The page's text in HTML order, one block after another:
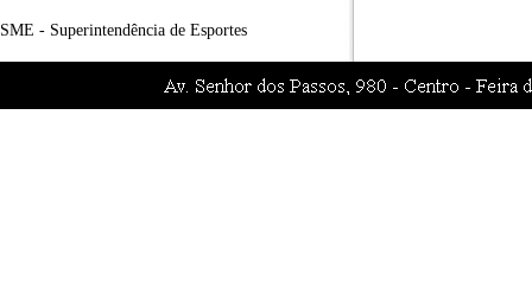
SME - Superintendência de Esportes